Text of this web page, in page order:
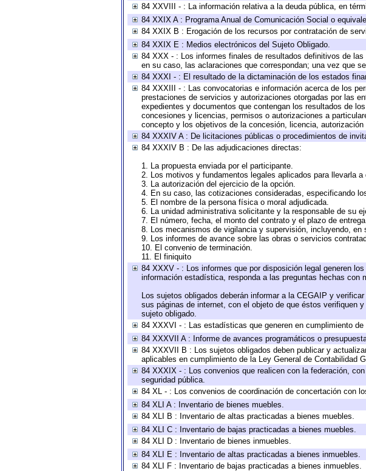
84 XXVIII - : La información relativa a la deuda pública, en
84 XXIX A : Programa Anual de Comunicación Social o
84 XXIX B : Erogación de los recursos por contratación de
84 XXIX E : Medios electrónicos del Sujeto Obligado.
84 XXX - : Los informes finales de resultados definitivos de
en su caso, las aclaraciones que correspondan; una vez que
84 XXXI - : El resultado de la dictaminación de los estados
84 XXXIII - : Las convocatorias e información acerca de los
prestaciones de servicios y autorizaciones otorgadas por las
expedientes y documentos que contengan los resultados de
concesiones y licencias, permisos o autorizaciones a
concepto y los objetivos de la concesión, licencia,
84 XXXIV A : De licitaciones públicas o procedimientos de
84 XXXIV B : De las adjudicaciones directas:
1. La propuesta enviada por el participante.
2. Los motivos y fundamentos legales aplicados para llevarla a
3. La autorización del ejercicio de la opción.
4. En su caso, las cotizaciones consideradas, especificando
5. El nombre de la persona física o moral adjudicada.
6. La unidad administrativa solicitante y la responsable de su
7. El número, fecha, el monto del contrato y el plazo de
8. Los mecanismos de vigilancia y supervisión, incluyendo,
9. Los informes de avance sobre las obras o servicios
10. El convenio de terminación.
11. El finiquito
84 XXXV - : Los informes que por disposición legal generen
información estadística, responda a las preguntas hechas con
Los sujetos obligados deberán informar a la CEGAIP y
sus páginas de internet, con el objeto de que éstos verifiquen
sujeto obligado.
84 XXXVI - : Las estadísticas que generen en cumplimiento
84 XXXVII A : Informe de avances programáticos o
84 XXXVII B : Los sujetos obligados deben publicar y
aplicables en cumplimiento de la Ley General de Contabilidad
84 XXXIX - : Los convenios que realicen con la federación,
seguridad pública.
84 XL - : Los convenios de coordinación de concertación con
84 XLI A : Inventario de bienes muebles.
84 XLI B : Inventario de altas practicadas a bienes muebles.
84 XLI C : Inventario de bajas practicadas a bienes muebles.
84 XLI D : Inventario de bienes inmuebles.
84 XLI E : Inventario de altas practicadas a bienes inmuebles.
84 XLI F : Inventario de bajas practicadas a bienes inmuebles.